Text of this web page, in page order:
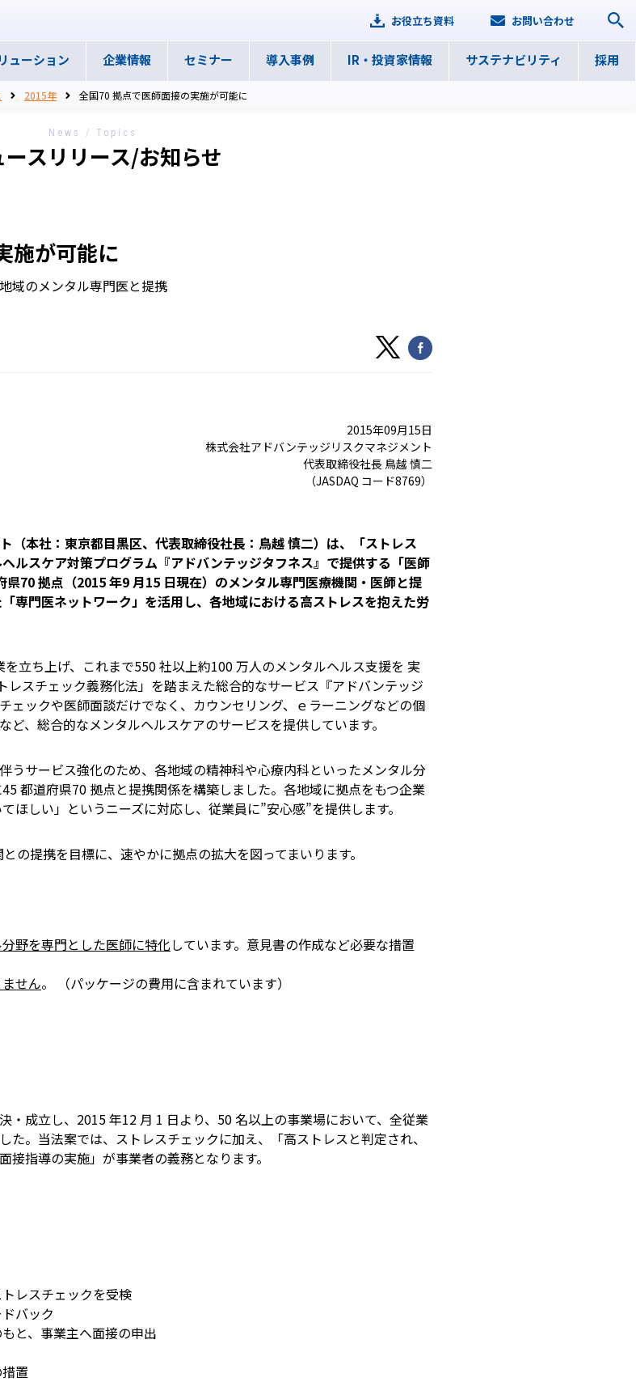
ューション 企業情報 セミナー 導入事例 IR・ 投資家情報 サステナビリティ 採用
お役立ち資料 お問い合わせ
2015年 全国70 拠点で医師面接の実施が可能に
News / Topics
ースリリース/お知らせ
施が可能に
域のメンタル専門医と提携
2015年09月15日
株式会社アドバンテッジリスクマネジメント
代表取締役社長 鳥越 慎二
（JASDAQ コード8769）
（本社：東京都目黒区、代表取締役社長：鳥越 慎二）は、「ストレス
ルスケア対策プログラム『アドバンテッジタフネス』で提供する「医師
70 拠点（2015 年9 月15 日現在）のメンタル専門医療機関・医師と提
専門医ネットワーク」を活用し、各地域における高ストレスを抱えた労
立ち上げ、これまで550 社以上約100 万人のメンタルヘルス支援を 実
レスチェック義務化法」を踏まえた総合的なサービス『アドバンテッジ
ェックや医師面談だけでなく、カウンセリング、ｅラーニングなどの個
、総合的なメンタルヘルスケアのサービスを提供しています。
うサービス強化のため、各地域の精神科や心療内科といったメンタル分
都道府県70 拠点と提携関係を構築しました。各地域に拠点をもつ企業
ほしい」というニーズに対応し、従業員に”安心感”を提供します。
の提携を目標に、速やかに拠点の拡大を図ってまいります。
野を専門とした医師に特化しています。意見書の作成など必要な措置
せん。 （パッケージの費用に含まれています）
・成立し、2015 年12 月 1 日より、50 名以上の事業場において、全従業
た。当法案では、ストレスチェックに加え、「高ストレスと判定され、
指導の実施」が事業者の義務となります。
レスチェックを受検
バック
と、事業主へ面接の申出
置